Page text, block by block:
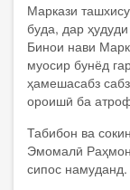
Маркази
буда, дар
Бинои нави
муосир бунёд
ҳамешасабз
ороишӣ ба
Табибон ва
Эмомалӣ Раҳмон
сипос намуданд.